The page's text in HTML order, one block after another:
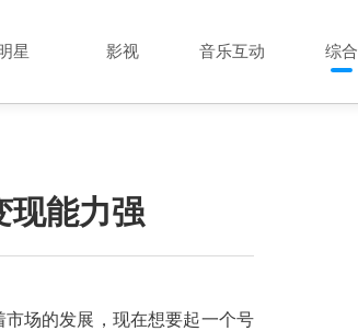
星 影视 音乐互动 综合
现能力强
场的发展，现在想要起一个号